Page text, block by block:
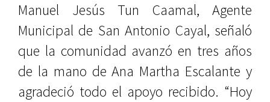
Manuel Jesús Tun Caamal, Agente
Municipal de San Antonio Cayal, señaló
que la comunidad avanzó en tres años
de la mano de Ana Martha Escalante y
agradeció todo el apoyo recibido. “Hoy